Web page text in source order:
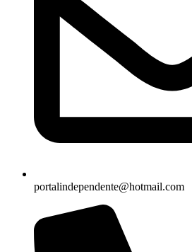
portalindependente@hotmail.com